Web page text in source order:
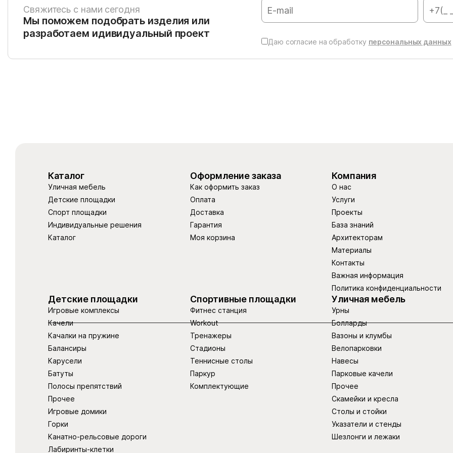
Свяжитесь с нами сегодня
Мы поможем подобрать изделия или
разработаем идивидуальный проект
Даю согласие на обработку персональных данных
Каталог
Уличная мебель
Детские площадки
Спорт площадки
Индивидуальные решения
Каталог
Оформление заказа
Как оформить заказ
Оплата
Доставка
Гарантия
Моя корзина
Компания
О нас
Услуги
Проекты
База знаний
Архитекторам
Материалы
Контакты
Важная информация
Политика конфиденциальности
Детские площадки
Игровые комплексы
Качели
Качалки на пружине
Балансиры
Карусели
Батуты
Полосы препятствий
Прочее
Игровые домики
Горки
Канатно-рельсовые дороги
Лабиринты-клетки
Спортивные площадки
Фитнес станция
Workout
Тренажеры
Стадионы
Теннисные столы
Паркур
Комплектующие
Уличная мебель
Урны
Болларды
Вазоны и клумбы
Велопарковки
Навесы
Парковые качели
Прочее
Скамейки и кресла
Столы и стойки
Указатели и стенды
Шезлонги и лежаки